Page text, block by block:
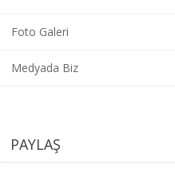
Foto Galeri
Medyada Biz
PAYLAŞ